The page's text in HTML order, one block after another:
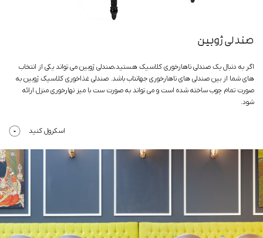
صندلی ژوبین
اگر به دنبال یک صندلی ناهارخوری کلاسیک هستید،صندلی ژوبین می ‌تواند یکی از انتخاب
های شما از بین صندلی های ناهارخوری جهانتاب باشد. صندلی غذاخوری کلاسیک ژوبین به
صورت تمام چوب ساخته شده است و می تواند به صورت ست با میز نهارخوری منزل ارائه
شود.
اسکرول کنید